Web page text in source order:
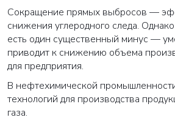
Сокращение прямых выбросов —
снижения углеродного следа.
есть один существенный минус —
приводит к снижению объема
для предприятия.
В нефтехимической
технологий для производства
газа.